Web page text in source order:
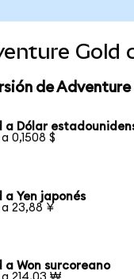
Gold
de Adventure
a Dólar
0,1508 $
Yen japonés
a 23,88 ¥
a Won surcoreano